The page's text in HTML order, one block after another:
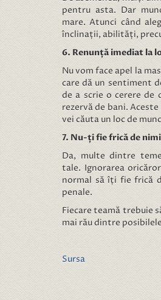
pentru asta. Dar
mare. Atunci când
înclinații, abilități,
6. Renunță imediat la
Nu vom face apel la
care dă un sentiment
de a scrie o cerere de
rezervă de bani.
vei căuta un loc de
7. Nu-ți fie frică de
Da, multe dintre
tale. Ignorarea
normal să îți fie frică
penale.
Fiecare teamă trebuie
mai rău dintre
Sursa